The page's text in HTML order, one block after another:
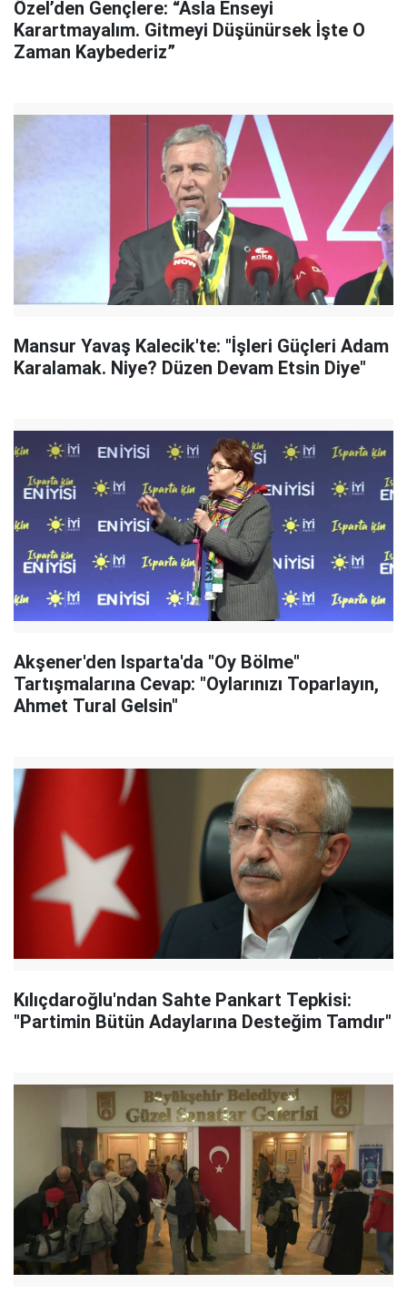
Özel’den Gençlere: “Asla Enseyi
Karartmayalım. Gitmeyi Düşünürsek İşte O
Zaman Kaybederiz”
Mansur Yavaş Kalecik'te: "İşleri Güçleri Adam
Karalamak. Niye? Düzen Devam Etsin Diye"
Akşener'den Isparta'da "Oy Bölme"
Tartışmalarına Cevap: "Oylarınızı Toparlayın,
Ahmet Tural Gelsin"
Kılıçdaroğlu'ndan Sahte Pankart Tepkisi:
"Partimin Bütün Adaylarına Desteğim Tamdır"